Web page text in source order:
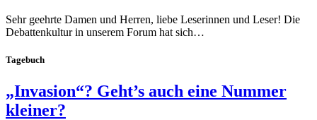
Sehr geehrte Damen und Herren, liebe Leserinnen und Leser! Die
Debattenkultur in unserem Forum hat sich…
Tagebuch
„Invasion“? Geht’s auch eine Nummer
kleiner?